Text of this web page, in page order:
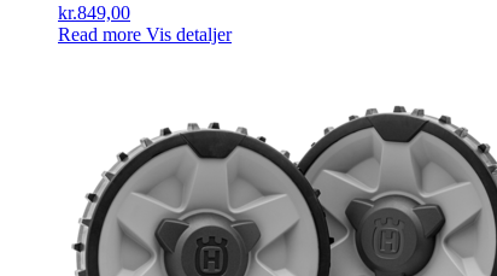
kr.849,00
Read more Vis detaljer